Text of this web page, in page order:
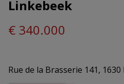
Linkebeek
€ 340.000
Rue de la Brasserie 141,